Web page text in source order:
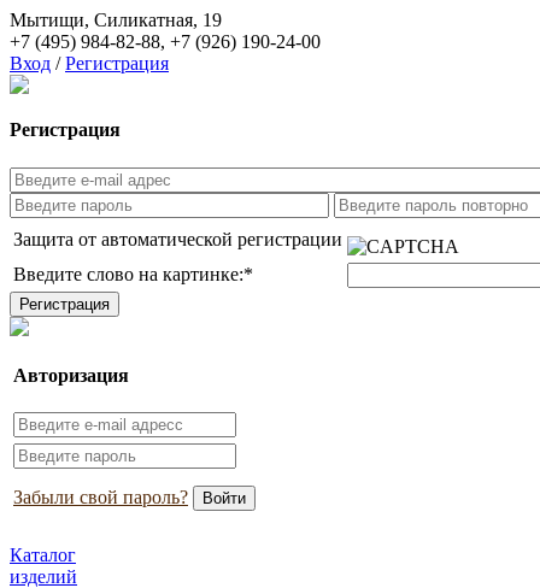
Мытищи, Силикатная, 19
+7 (495) 984-82-88, +7 (926) 190-24-00
Вход / Регистрация
Регистрация
Защита от автоматической регистрации
Введите слово на картинке:*
Авторизация
Забыли свой пароль?
Каталог
изделий